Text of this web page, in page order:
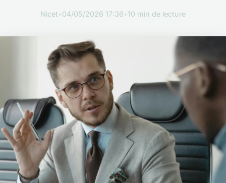
Nicet•04/05/2026 17:36•10 min de lecture